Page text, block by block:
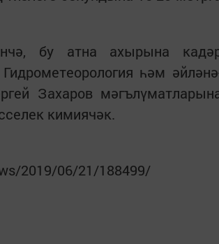
бу атна ахырына
һәм
Захаров
кимиячәк.
2019/06/21/188499/